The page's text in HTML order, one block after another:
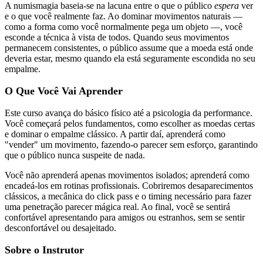
A numismagia baseia-se na lacuna entre o que o público espera ver
e o que você realmente faz. Ao dominar movimentos naturais —
como a forma como você normalmente pega um objeto —, você
esconde a técnica à vista de todos. Quando seus movimentos
permanecem consistentes, o público assume que a moeda está onde
deveria estar, mesmo quando ela está seguramente escondida no seu
empalme.
O Que Você Vai Aprender
Este curso avança do básico físico até a psicologia da performance.
Você começará pelos fundamentos, como escolher as moedas certas
e dominar o empalme clássico. A partir daí, aprenderá como
"vender" um movimento, fazendo-o parecer sem esforço, garantindo
que o público nunca suspeite de nada.
Você não aprenderá apenas movimentos isolados; aprenderá como
encadeá-los em rotinas profissionais. Cobriremos desaparecimentos
clássicos, a mecânica do click pass e o timing necessário para fazer
uma penetração parecer mágica real. Ao final, você se sentirá
confortável apresentando para amigos ou estranhos, sem se sentir
desconfortável ou desajeitado.
Sobre o Instrutor